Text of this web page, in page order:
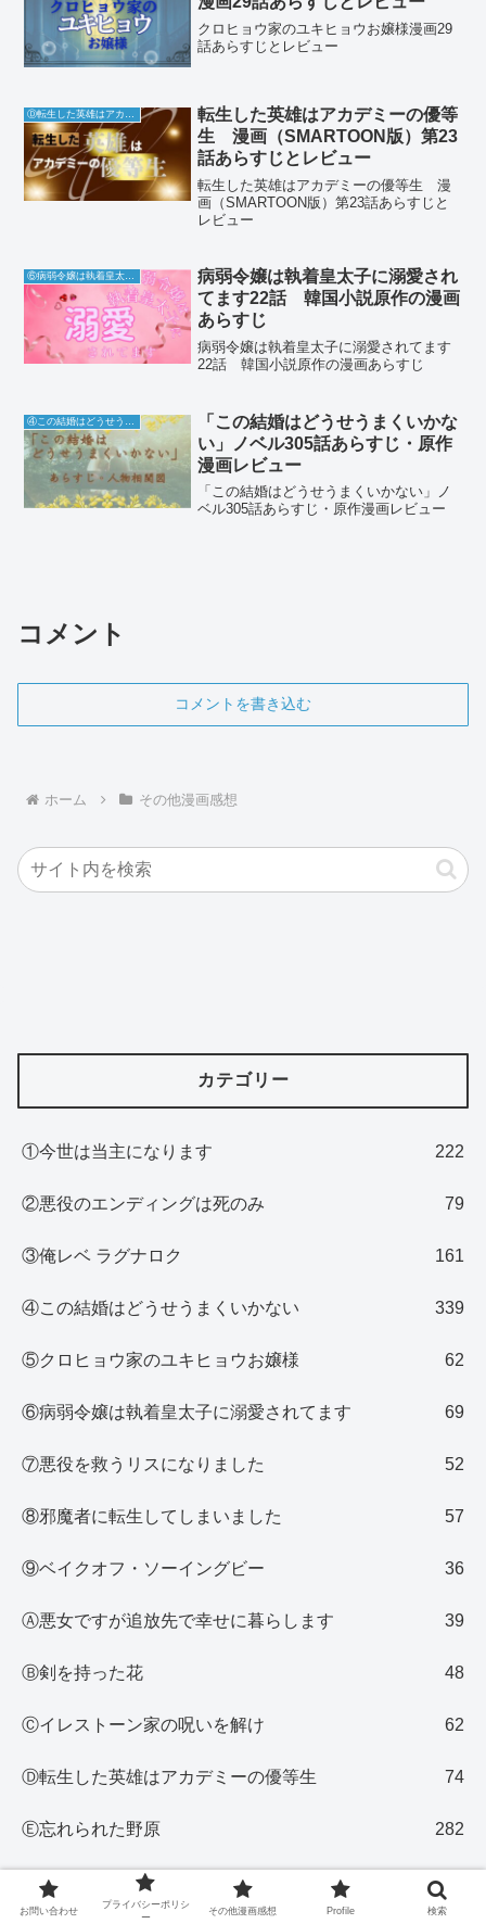
クロヒョウ家のユキヒョウお嬢様漫画29
話あらすじとレビュー
Ⓓ転生した英雄はアカデミーの優等生
転生した英雄はアカデミーの優等
生 漫画（SMARTOON版）第23
話あらすじとレビュー
転生した英雄はアカデミーの優等生 漫
画（SMARTOON版）第23話あらすじと
レビュー
⑥病弱令嬢は執着皇太子に溺愛されてます
病弱令嬢は執着皇太子に溺愛され
てます22話 韓国小説原作の漫画
あらすじ
病弱令嬢は執着皇太子に溺愛されてます
22話 韓国小説原作の漫画あらすじ
「この結婚はどうせうまくいかな
い」ノベル305話あらすじ・原作
漫画レビュー
「この結婚はどうせうまくいかない」ノ
ベル305話あらすじ・原作漫画レビュー
コメント
コメントを書き込む
ホーム その他漫画感想
カテゴリー
①今世は当主になります 222
②悪役のエンディングは死のみ 79
③俺レベ ラグナロク 161
④この結婚はどうせうまくいかない 339
⑤クロヒョウ家のユキヒョウお嬢様 62
⑥病弱令嬢は執着皇太子に溺愛されてます 69
⑦悪役を救うリスになりました 52
⑧邪魔者に転生してしまいました 57
⑨ベイクオフ・ソーイングビー 36
Ⓐ悪女ですが追放先で幸せに暮らします 39
Ⓑ剣を持った花 48
Ⓒイレストーン家の呪いを解け 62
Ⓓ転生した英雄はアカデミーの優等生 74
Ⓔ忘れられた野原 282
Ⓕ今度のパパは大悪党
お問い合わせ
プライバシーポリシ
ー
その他漫画感想 Profile 検索